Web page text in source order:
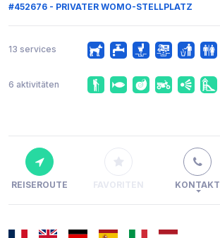
#452676 - PRIVATER WOMO-STELLPLATZ
13 services
6 aktivitäten
REISEROUTE FAVORITEN KONTAKT